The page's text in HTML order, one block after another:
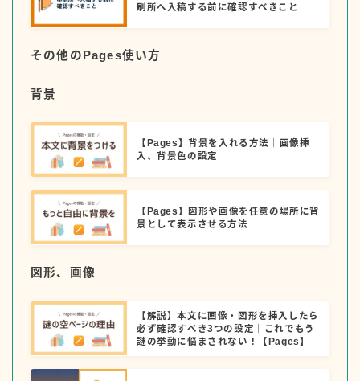
刷所へ入稿する前に確認すべきこと
その他のPages使い方
背景
【Pages】背景を入れる方法｜画像挿
入、背景色の設定
【Pages】図形や画像を任意の場所に背
景として表示させる方法
図形、画像
【解説】本文に画像・図形を挿入したら
必ず確認すべき3つの設定｜これでもう
謎の挙動に悩まされない！【Pages】